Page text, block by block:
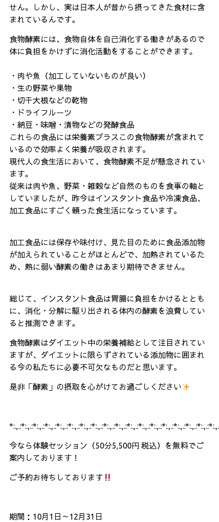
せん。しかし、実は日本人が昔から摂ってきた食材に含
まれているんです。
食物酵素には、食物自体を自己消化する働きがあるので
体に負担をかけずに消化活動をすることができます。
・肉や魚（加工していないものが良い）
・生の野菜や果物
・切干大根などの乾物
・ドライフルーツ
・納豆・味噌・漬物などの発酵食品
これらの食品には栄養素プラスこの食物酵素が含まれて
いるので効率よく栄養が吸収されます。
現代人の食生活において、食物酵素不足が懸念されてい
ます。
従来は肉や魚、野菜・雑穀など自然のものを食事の軸と
していましたが、昨今はインスタント食品や冷凍食品、
加工食品にすごく頼った食生活になっています。
加工食品には保存や味付け、見た目のために食品添加物
が加えられていることがほとんどで、加熱されているた
め、熱に弱い酵素の働きはあまり期待できません。
総じて、インスタント食品は胃腸に負担をかけるととも
に、消化・分解に駆り出される体内の酵素を浪費してい
ると推測できます。
食物酵素はダイエット中の栄養補給として注目されてい
ますが、ダイエットに限らずされている添加物に囲まれ
る今の私たちに必要不可欠なものだと思います。
是非「酵素」の摂取を心がけてお過ごしください
今なら体験セッション（50分5,500円 税込）を無料でご
案内しております！
ご予約お待ちしております
期間：10月1日～12月31日